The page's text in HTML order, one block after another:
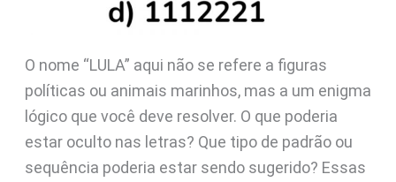
O nome “LULA” aqui não se refere a figuras
políticas ou animais marinhos, mas a um enigma
lógico que você deve resolver. O que poderia
estar oculto nas letras? Que tipo de padrão ou
sequência poderia estar sendo sugerido? Essas